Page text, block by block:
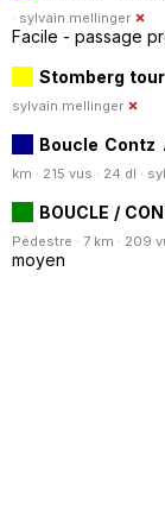
· sylvain.mellinger
Facile - passage
Stomberg tour
sylvain.mellinger
Boucle Contz
km · 215 vus · 24 dl ·
BOUCLE /
Pédestre · 7 km · 209
moyen